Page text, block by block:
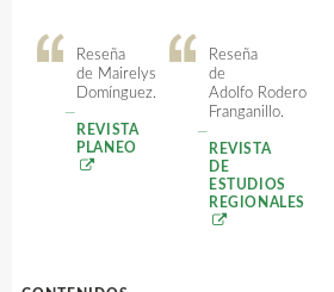
Reseña
de Mairelys
Domínguez.
—
REVISTA
PLANEO
Reseña
de
Adolfo Rodero
Franganillo.
—
REVISTA
DE
ESTUDIOS
REGIONALES